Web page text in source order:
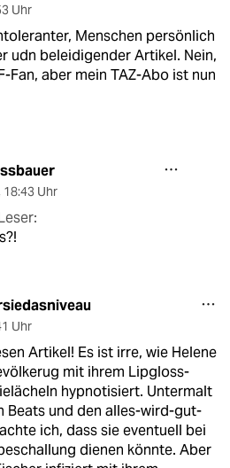
Uhr
Menschen persönlich
udn beleidigender Artikel. Nein,
Fan, aber mein TAZ-Abo ist nun
18:43 Uhr
Uhr
Artikel! Es ist irre, wie Helene
mit ihrem Lipgloss-
hypnotisiert. Untermalt
Beats und den alles-wird-gut-
ich, dass sie eventuell bei
dienen könnte. Aber